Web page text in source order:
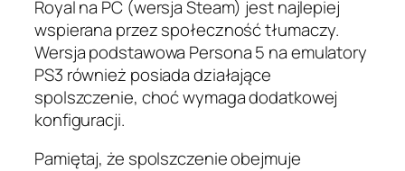
Royal na PC (wersja Steam) jest najlepiej
wspierana przez społeczność tłumaczy.
Wersja podstawowa Persona 5 na emulatory
PS3 również posiada działające
spolszczenie, choć wymaga dodatkowej
konfiguracji.
Pamiętaj, że spolszczenie obejmuje